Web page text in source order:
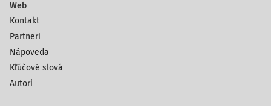
Web
Kontakt
Partneri
Nápoveda
Kľúčové slová
Autori